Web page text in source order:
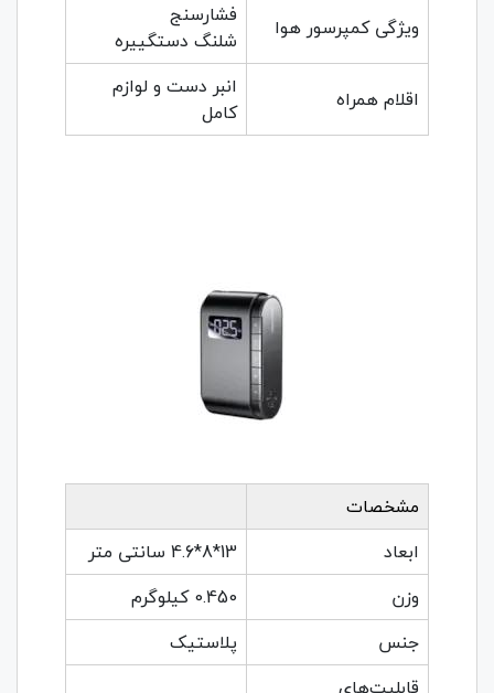
ویژگی کمپرسور هوا
فشارسنج
شلنگ دستگییره
اقلام همراه
انبر دست و لوازم
کامل
مشخصات
ابعاد
13*8*4.6 سانتی متر
وزن
0.450 کیلوگرم
جنس
پلاستیک